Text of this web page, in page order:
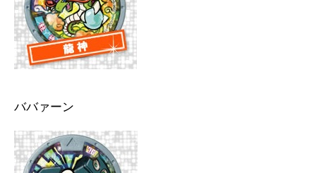
ババァーン